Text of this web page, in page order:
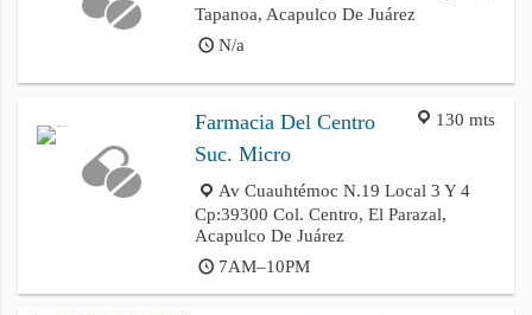
Tapanoa, Acapulco De Juárez
N/a
130 mts
Farmacia Del Centro
Suc. Micro
Av Cuauhtémoc N.19 Local 3 Y 4
Cp:39300 Col. Centro, El Parazal,
Acapulco De Juárez
7AM–10PM